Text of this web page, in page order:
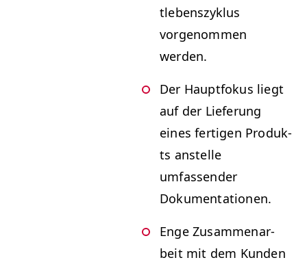
tleben­szyk­lus
vorgenom­men
werden.
Der Haupt­fokus liegt
auf der Liefer­ung
eines fer­ti­gen Pro­duk­
ts anstelle
umfassender
Dokumentationen.
Enge Zusam­me­nar­
beit mit dem Kun­den